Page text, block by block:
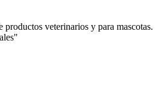
veterinarios y para mascotas.